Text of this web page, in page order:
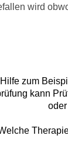
wird
zum
kann